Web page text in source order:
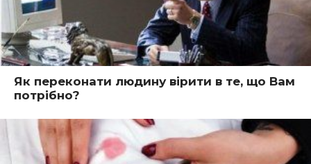
Як переконати людину вірити в те, що Вам
потрібно?